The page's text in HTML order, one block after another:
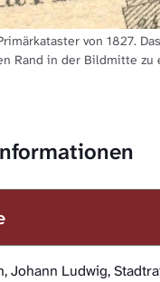
von 1827.
Rand in der Bildmitte zu
Johann Ludwig,